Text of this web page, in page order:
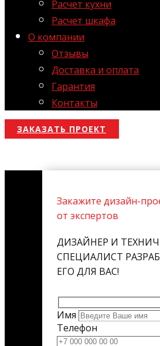
Расчет кухни
Расчет шкафа
О компании
Отзывы
Доставка и оплата
Гарантия
Контакты
ЗАКАЗАТЬ ПРОЕКТ
Закажите дизайн-
от экспертов
ДИЗАЙНЕР И
СПЕЦИАЛИСТ
ЕГО ДЛЯ ВАС!
Имя
Телефон